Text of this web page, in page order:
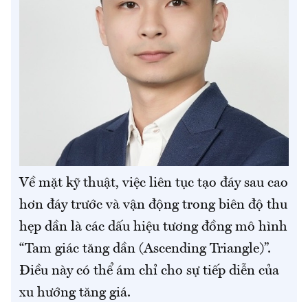
Về mặt kỹ thuật, việc liên tục tạo đáy sau cao
hơn đáy trước và vận động trong biên độ thu
hẹp dần là các dấu hiệu tương đồng mô hình
“Tam giác tăng dần (Ascending Triangle)”.
Điều này có thể ám chỉ cho sự tiếp diễn của
xu hướng tăng giá.